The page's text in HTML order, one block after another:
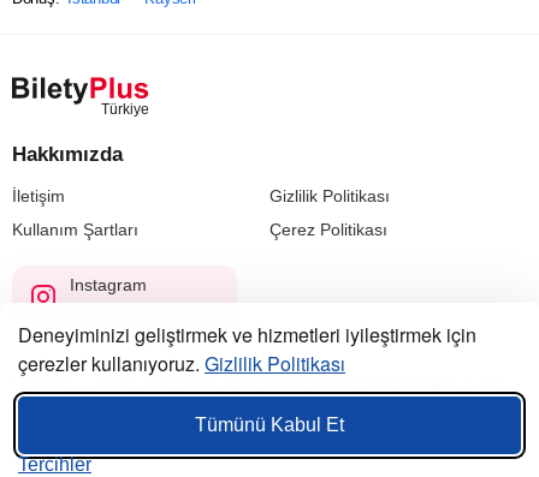
Hakkımızda
İletişim
Gizlilik Politikası
Kullanım Şartları
Çerez Politikası
Instagram
@biletyplus_turkiye
© 2023 — 2026, Biletyplus, Innovative Travel Technologies, LLC.
Tüm hakları saklıdır.
kullanıcı sözleşmesi,gizlilik politikası
çerez politikasıkoşullarının kabul edildiği anlamına gelir.
Deneyiminizi geliştirmek ve hizmetleri iyileştirmek için
çerezler kullanıyoruz. Gizlilik Politikası
Tümünü Kabul Et
Tercihler